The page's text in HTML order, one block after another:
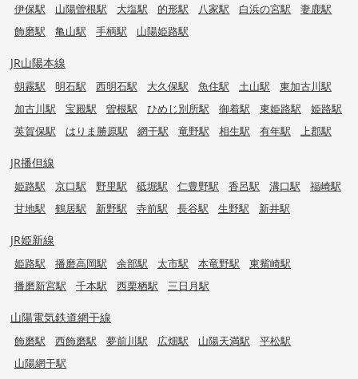
伊保駅
山陽曽根駅 大塩駅 的形駅 八家駅 白浜の宮駅
妻鹿駅
飾磨駅
亀山駅 手柄駅 山陽姫路駅
JR山陽本線
朝霧駅 明石駅 西明石駅 大久保駅 魚住駅 土山駅
東加古川駅
加古川駅
宝殿駅 曽根駅 ひめじ別所駅 御着駅 東姫路駅
姫路駅
英賀保駅
はりま勝原駅 網干駅 竜野駅 相生駅 有年駅 上郡駅
JR播但線
姫路駅 京口駅 野里駅 砥堀駅 仁豊野駅 香呂駅 溝口駅
福崎駅
甘地駅
鶴居駅 新野駅 寺前駅 長谷駅 生野駅 新井駅
JR姫新線
姫路駅 播磨高岡駅 余部駅 太市駅 本竜野駅
東觜崎駅
播磨新宮駅
千本駅 西栗栖駅 三日月駅
山陽電気鉄道網干線
飾磨駅 西飾磨駅 夢前川駅 広畑駅 山陽天満駅
平松駅
山陽網干駅